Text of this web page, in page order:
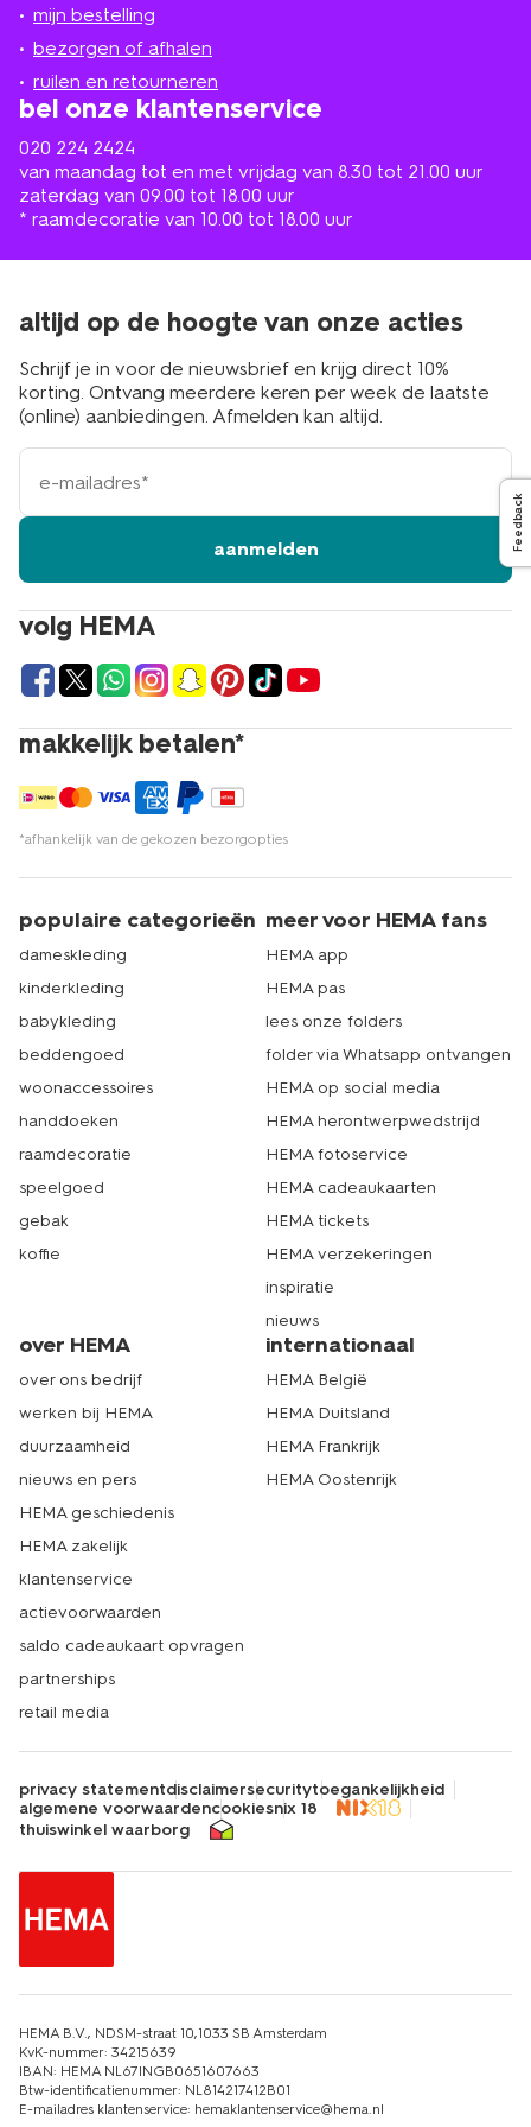
mijn bestelling
bezorgen of afhalen
ruilen en retourneren
bel onze klantenservice
020 224 2424
van maandag tot en met vrijdag van 8.30 tot 21.00 uur
zaterdag van 09.00 tot 18.00 uur
* raamdecoratie van 10.00 tot 18.00 uur
in
de
buurt
volg HEMA
makkelijk betalen*
*afhankelijk van de gekozen bezorgopties
altijd op de hoogte van onze acties
Schrijf je in voor de nieuwsbrief en krijg direct 10%
korting. Ontvang meerdere keren per week de laatste
(online) aanbiedingen. Afmelden kan altijd.
e-
mailadres
aanmelden
populaire categorieën
dameskleding
kinderkleding
babykleding
beddengoed
woonaccessoires
handdoeken
raamdecoratie
speelgoed
gebak
koffie
meer voor HEMA fans
HEMA app
HEMA pas
lees onze folders
folder via Whatsapp ontvangen
HEMA op social media
HEMA herontwerpwedstrijd
HEMA fotoservice
HEMA cadeaukaarten
HEMA tickets
HEMA verzekeringen
inspiratie
nieuws
over HEMA
over ons bedrijf
werken bij HEMA
duurzaamheid
nieuws en pers
HEMA geschiedenis
HEMA zakelijk
klantenservice
actievoorwaarden
saldo cadeaukaart opvragen
partnerships
retail media
internationaal
HEMA België
HEMA Duitsland
HEMA Frankrijk
HEMA Oostenrijk
privacy statementdisclaimersecuritytoegankelijkheid
algemene voorwaardencookiesnix 18
thuiswinkel waarborg
HEMA B.V., NDSM-straat 10,1033 SB Amsterdam
KvK-nummer: 34215639
IBAN: HEMA NL67INGB0651607663
Btw-identificatienummer: NL814217412B01
E-mailadres klantenservice: hemaklantenservice@hema.nl
Feedback